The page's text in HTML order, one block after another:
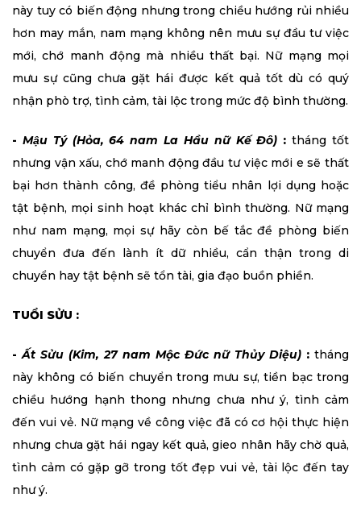
này tuy có biến động nhưng trong chiều hướng rủi nhiều
hơn may mắn, nam mạng không nên mưu sự đầu tư việc
mới, chớ manh động mà nhiều thất bại. Nữ mạng mọi
mưu sự cũng chưa gặt hái được kết quả tốt dù có quý
nhận phò trợ, tình cảm, tài lộc trong mức độ bình thường.
- Mậu Tý (Hỏa, 64 nam La Hầu nữ Kế Đô) : tháng tốt
nhưng vận xấu, chớ manh động đầu tư việc mới e sẽ thất
bại hơn thành công, đề phòng tiểu nhân lợi dụng hoặc
tật bệnh, mọi sinh hoạt khác chỉ bình thường. Nữ mạng
như nam mạng, mọi sự hãy còn bế tắc đề phòng biến
chuyển đưa đến lành ít dữ nhiều, cẩn thận trong di
chuyển hay tật bệnh sẽ tổn tài, gia đạo buồn phiền.
TUỔI SỬU :
-Ất Sửu (Kim, 27 nam Mộc Đức nữ Thủy Diệu) : tháng
này không có biến chuyển trong mưu sự, tiền bạc trong
chiều hướng hạnh thong nhưng chưa như ý, tình cảm
đến vui vẻ. Nữ mạng về công việc đã có cơ hội thực hiện
nhưng chưa gặt hái ngay kết quả, gieo nhân hãy chờ quả,
tình cảm có gặp gỡ trong tốt đẹp vui vẻ, tài lộc đến tay
như ý.